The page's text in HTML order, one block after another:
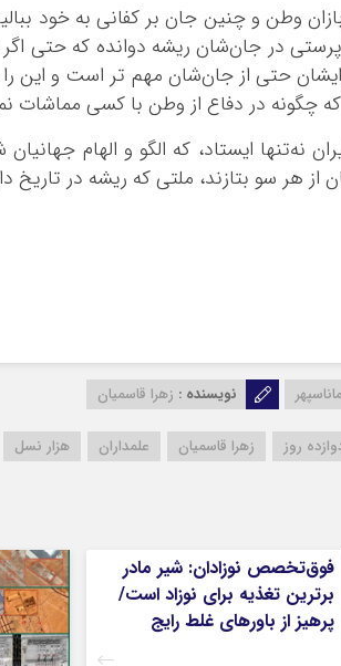
وطن و چنین جان بر کفانی به خود
در جان‌شان ریشه دوانده که حتی اگر
حتی از جان‌شان مهم تر است و این
چگونه در دفاع از وطن با کسی مماشات
نه‌تنها ایستاد، که الگو و الهام
از هر سو بتازند، ملتی که ریشه در
نویسنده : زهرا قاسمیان
روز زهرا قاسمیان علمداران هزار نسل
فوق‌تخصص نوزادان: شیر مادر
برترین تغذیه برای نوزاد است/
پرهیز از باورهای غلط رایج